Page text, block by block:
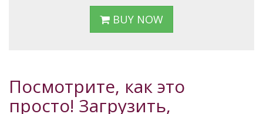
BUY NOW
Посмотрите, как это
просто! Загрузить,